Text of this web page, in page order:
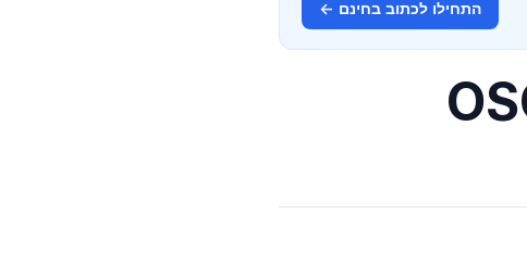
התחילו לכתוב בחינם ←